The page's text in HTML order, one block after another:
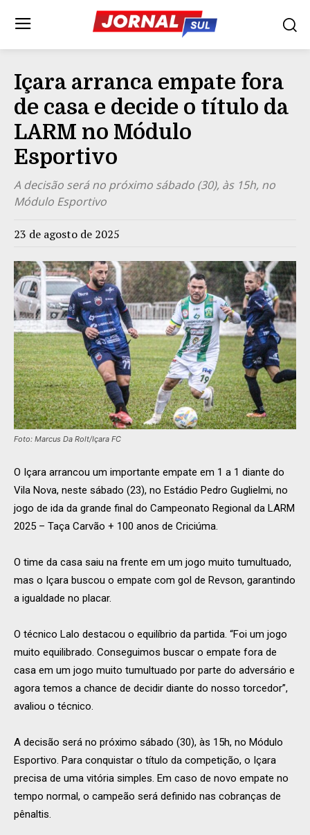
Içara arranca empate fora
de casa e decide o título da
LARM no Módulo
Esportivo
A decisão será no próximo sábado (30), às 15h, no
Módulo Esportivo
23 de agosto de 2025
Foto: Marcus Da Rolt/Içara FC
O Içara arrancou um importante empate em 1 a 1 diante do
Vila Nova, neste sábado (23), no Estádio Pedro Guglielmi, no
jogo de ida da grande final do Campeonato Regional da LARM
2025 – Taça Carvão + 100 anos de Criciúma.
O time da casa saiu na frente em um jogo muito tumultuado,
mas o Içara buscou o empate com gol de Revson, garantindo
a igualdade no placar.
O técnico Lalo destacou o equilíbrio da partida. “Foi um jogo
muito equilibrado. Conseguimos buscar o empate fora de
casa em um jogo muito tumultuado por parte do adversário e
agora temos a chance de decidir diante do nosso torcedor”,
avaliou o técnico.
A decisão será no próximo sábado (30), às 15h, no Módulo
Esportivo. Para conquistar o título da competição, o Içara
precisa de uma vitória simples. Em caso de novo empate no
tempo normal, o campeão será definido nas cobranças de
pênaltis.